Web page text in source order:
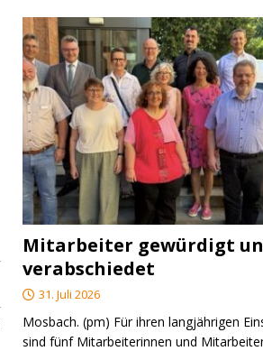
Mitarbeiter gewürdigt
verabschiedet
31. Juli 2026
Mosbach. (pm) Für ihren langjährigen
sind fünf Mitarbeiterinnen und